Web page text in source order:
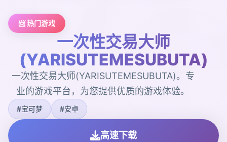
📨 热门游戏
一次性交易大师
(YARISUTEMESUBUTA)
一次性交易大师(YARISUTEMESUBUTA)。专
业的游戏平台，为您提供优质的游戏体验。
#宝可梦 #安卓
高速下载